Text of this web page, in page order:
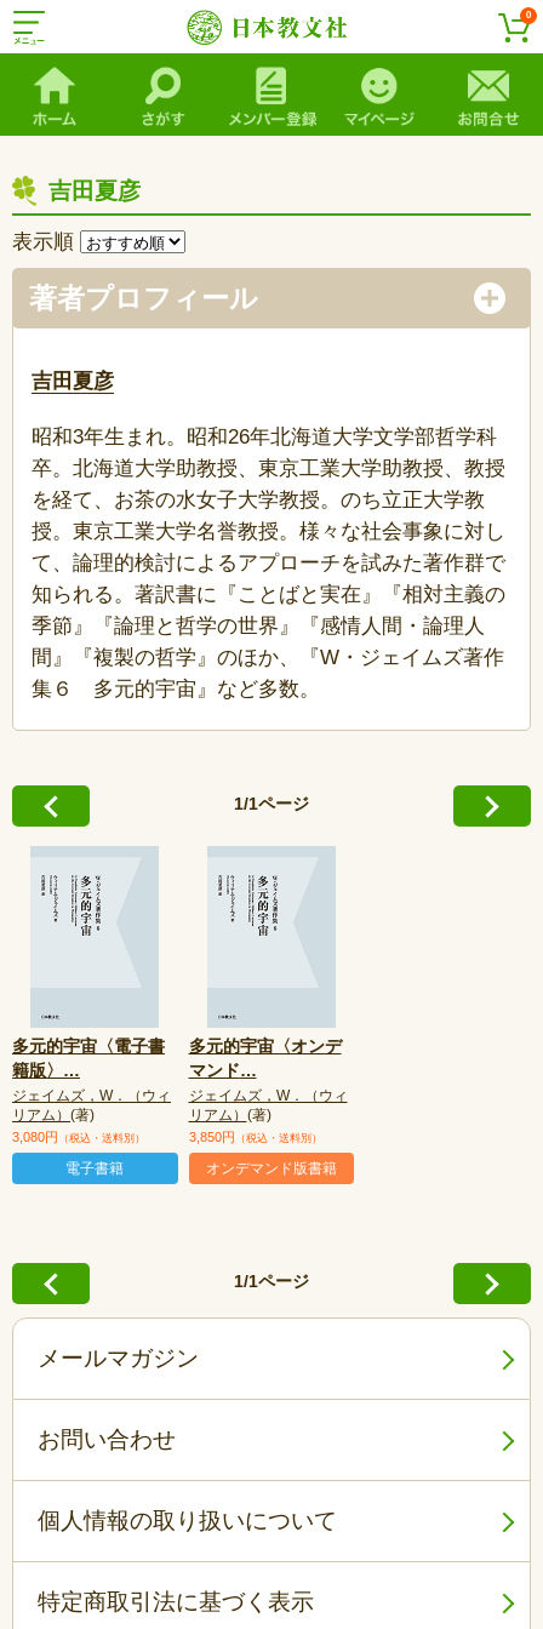
0
吉田夏彦
表示順
著者プロフィール
吉田夏彦
昭和3年生まれ。昭和26年北海道大学文学部哲学科
卒。北海道大学助教授、東京工業大学助教授、教授
を経て、お茶の水女子大学教授。のち立正大学教
授。東京工業大学名誉教授。様々な社会事象に対し
て、論理的検討によるアプローチを試みた著作群で
知られる。著訳書に『ことばと実在』『相対主義の
季節』『論理と哲学の世界』『感情人間・論理人
間』『複製の哲学』のほか、『W・ジェイムズ著作
集６ 多元的宇宙』など多数。
1/1ページ
多元的宇宙〈電子書
籍版〉 …
ジェイムズ，W．（ウィ
リアム） (著)
3,080円 （税込・送料別）
電子書籍
多元的宇宙〈オンデ
マンド…
ジェイムズ，W．（ウィ
リアム） (著)
3,850円 （税込・送料別）
オンデマンド版書籍
1/1ページ
メールマガジン
お問い合わせ
個人情報の取り扱いについて
特定商取引法に基づく表示